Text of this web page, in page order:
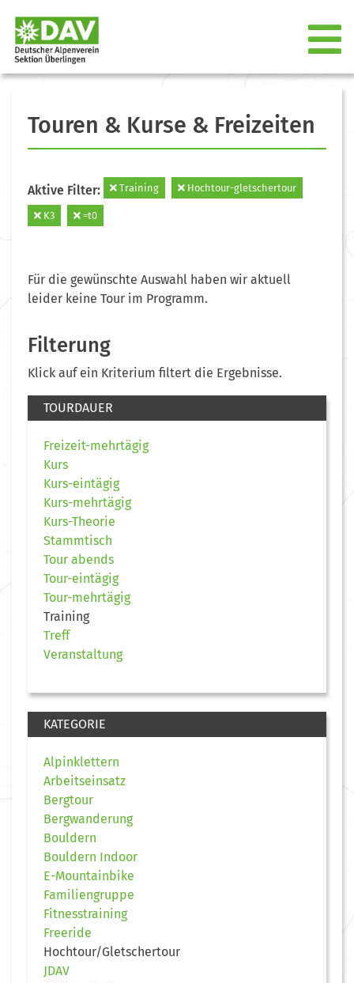
Touren & Kurse & Freizeiten
Aktive Filter: Training Hochtour-gletschertour
K3 =t0
Für die gewünschte Auswahl haben wir aktuell
leider keine Tour im Programm.
Filterung
Klick auf ein Kriterium filtert die Ergebnisse.
TOURDAUER
Freizeit-mehrtägig
Kurs
Kurs-eintägig
Kurs-mehrtägig
Kurs-Theorie
Stammtisch
Tour abends
Tour-eintägig
Tour-mehrtägig
Training
Treff
Veranstaltung
KATEGORIE
Alpinklettern
Arbeitseinsatz
Bergtour
Bergwanderung
Bouldern
Bouldern Indoor
E-Mountainbike
Familiengruppe
Fitnesstraining
Freeride
Hochtour/Gletschertour
JDAV